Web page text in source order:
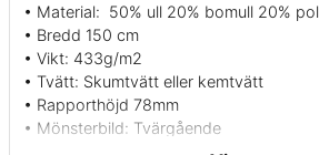
• Material: 50% ull 20% bomull 20%
• Bredd 150 cm
• Vikt: 433g/m2
• Tvätt: Skumtvätt eller kemtvätt
• Rapporthöjd 78mm
• Mönsterbild: Tvärgående